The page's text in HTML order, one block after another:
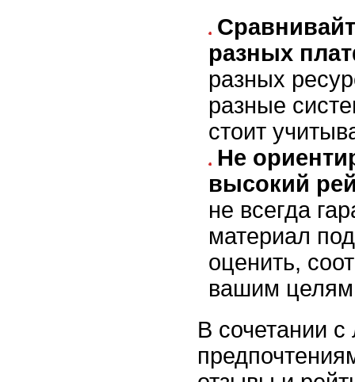
разных
разных
разные
стоит
Не
высокий
не всегда
материал
оценить,
вашим
В сочетании